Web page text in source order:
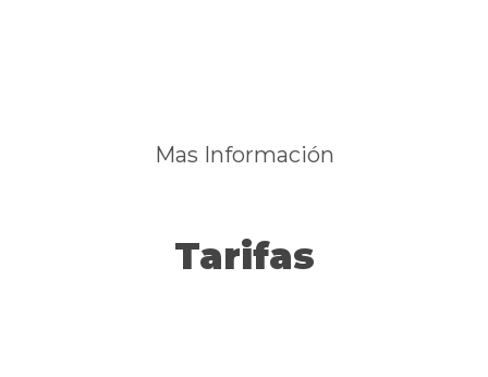
Mas Información
Tarifas